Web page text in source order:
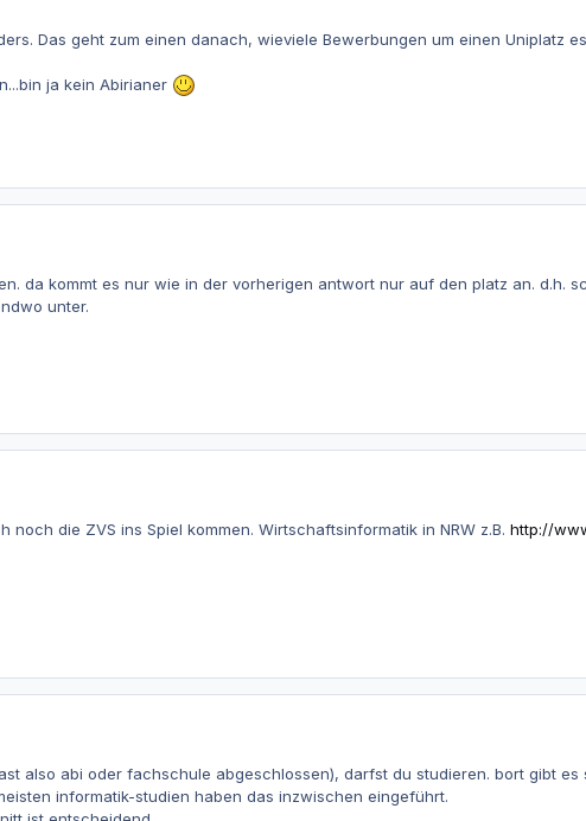
Das geht zum einen danach, wieviele Bewerbungen um einen Uniplatz
ja kein Abirianer
da kommt es nur wie in der vorherigen antwort nur auf den platz an. d.h.
unter.
die ZVS ins Spiel kommen. Wirtschaftsinformatik in NRW z.B. http://
also abi oder fachschule abgeschlossen), darfst du studieren. bort gibt es
informatik-studien haben das inzwischen eingeführt.